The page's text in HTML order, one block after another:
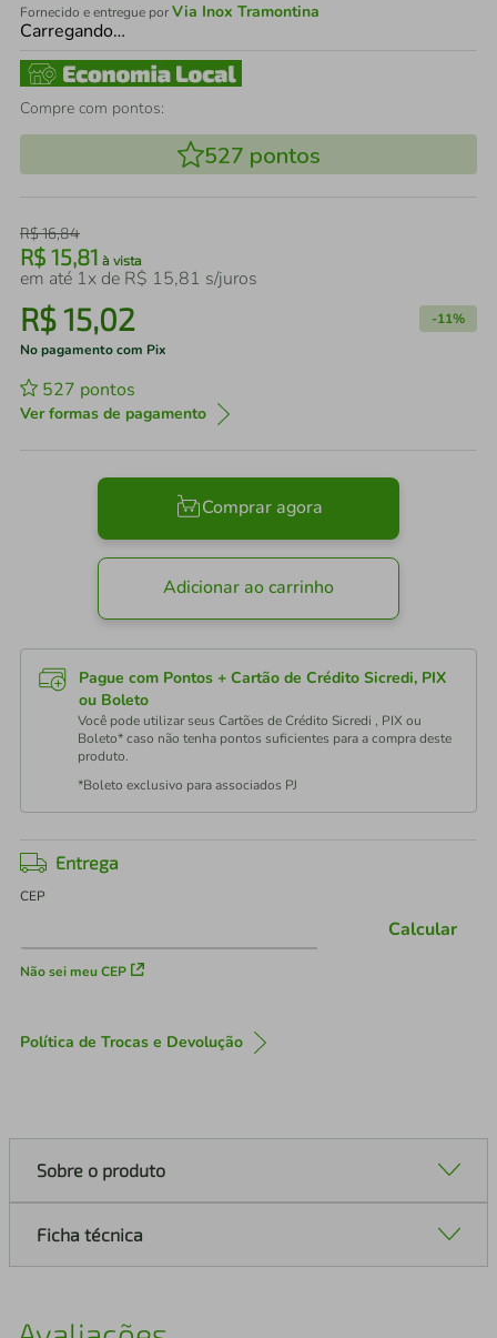
Fornecido e entregue porVia Inox Tramontina
Carregando…
Compre com pontos:
527 pontos
R$16,84
R$ 15,81 à vista
em até 1x de R$ 15,81 s/juros
R$15,02 -11%
No pagamento com Pix
527 pontos
Ver formas de pagamento
Comprar agora
Adicionar ao carrinho
Pague com Pontos + Cartão de Crédito Sicredi, PIX
ou Boleto
Você pode utilizar seus Cartões de Crédito Sicredi , PIX ou
Boleto* caso não tenha pontos suficientes para a compra deste
produto.
*Boleto exclusivo para associados PJ
Entrega
CEP
Não sei meu CEP
Calcular
Política de Trocas e Devolução
Sobre o produto
Ficha técnica